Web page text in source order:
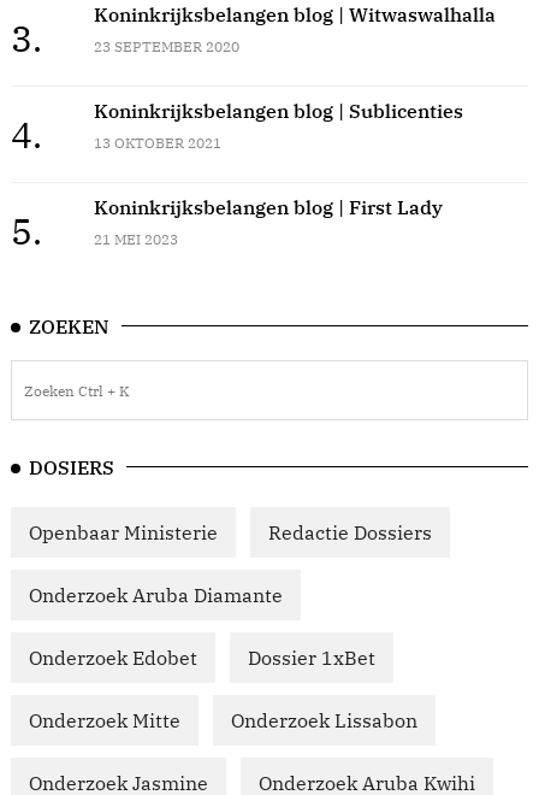
3.
Koninkrijksbelangen blog | Witwaswalhalla
23 SEPTEMBER 2020
4.
Koninkrijksbelangen blog | Sublicenties
13 OKTOBER 2021
5.
Koninkrijksbelangen blog | First Lady
21 MEI 2023
ZOEKEN
DOSIERS
Openbaar Ministerie Redactie Dossiers
Onderzoek Aruba Diamante
Onderzoek Edobet Dossier 1xBet
Onderzoek Mitte Onderzoek Lissabon
Onderzoek Jasmine Onderzoek Aruba Kwihi